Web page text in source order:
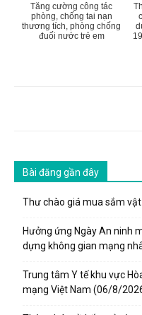
Tăng cường công tác
phòng, chống tai nạn
thương tích, phòng chống
đuối nước trẻ em
Bài đăng gần đây
Thư chào giá mua sắm
Hưởng ứng Ngày An ninh
dựng không gian mạng
Trung tâm Y tế khu vực
mạng Việt Nam (06/8/